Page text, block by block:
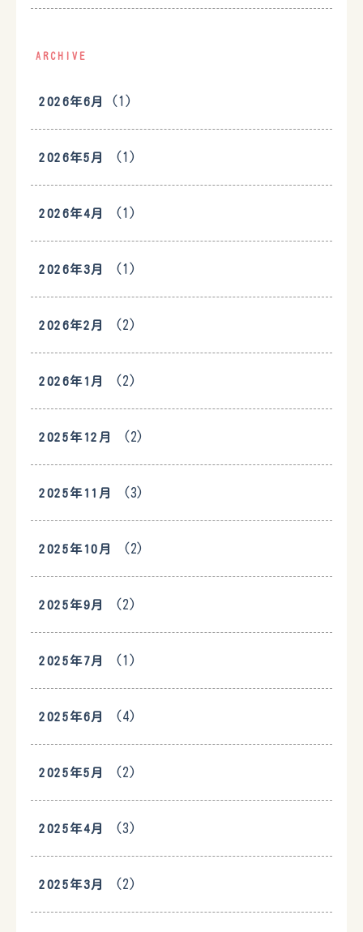
ARCHIVE
2026年6月 (1)
2026年5月 (1)
2026年4月 (1)
2026年3月 (1)
2026年2月 (2)
2026年1月 (2)
2025年12月 (2)
2025年11月 (3)
2025年10月 (2)
2025年9月 (2)
2025年7月 (1)
2025年6月 (4)
2025年5月 (2)
2025年4月 (3)
2025年3月 (2)